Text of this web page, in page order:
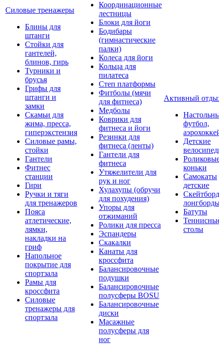
Силовые тренажеры
Блины для
штанги
Стойки для
гантелей,
блинов, гирь
Турники и
брусья
Грифы для
штанги и
замки
Скамьи для
жима, пресса,
гиперэкстензия
Силовые рамы,
стойки
Гантели
Фитнес
станции
Гири
Ручки и тяги
для тренажеров
Пояса
атлетические,
лямки,
накладки на
гриф
Напольное
покрытие для
спортзала
Рамы для
кроссфита
Силовые
тренажеры для
спортзала
Координационные
лестницы
Блоки для йоги
Бодибары
(гимнастические
палки)
Колеса для йоги
Кольца для
пилатеса
Степ платформы
Фитболы (мячи
для фитнеса)
Медболы
Коврики для
фитнеса и йоги
Резинки для
фитнеса (ленты)
Гантели для
фитнеса
Утяжелители для
рук и ног
Хулахупы (обручи
для похудения)
Упоры для
отжиманий
Ролики для пресса
Эспандеры
Скакалки
Канаты для
кроссфита
Балансировочные
подушки
Балансировочные
полусферы BOSU
Балансировочные
диски
Масажные
полусферы для
ног
Активный
футбол,
Детские
коньки
Самокаты
детские
Батуты
столы